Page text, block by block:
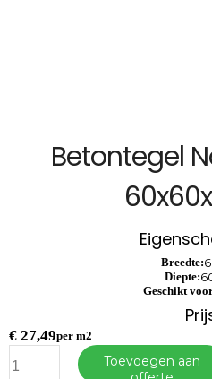
Betontegel
Breedte:
Diepte:
Geschikt
€ 27,49per m2
Nova
Toevoegen aan